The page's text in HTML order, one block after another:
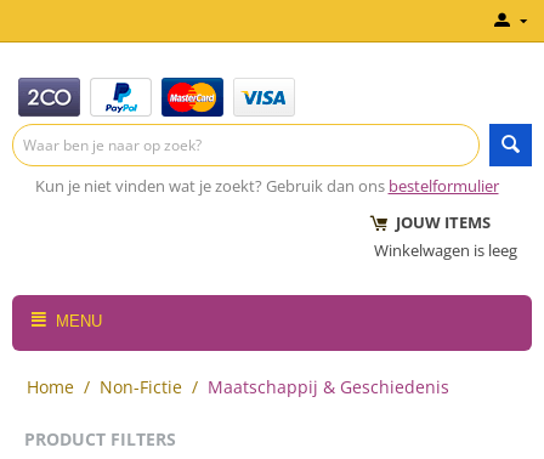
Kun je niet vinden wat je zoekt? Gebruik dan ons bestelformulier
JOUW ITEMS
Winkelwagen is leeg
MENU
Home / Non-Fictie / Maatschappij & Geschiedenis
PRODUCT FILTERS